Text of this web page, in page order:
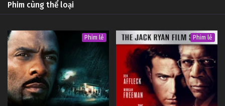
Phim cùng thể loại
Phim lẻ Phim lẻ